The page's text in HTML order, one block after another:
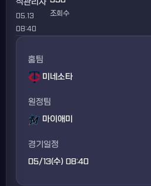
05.13
08:40
조회수
홈팀
미네소타
원정팀
마이애미
경기일정
05/13(수) 08:40